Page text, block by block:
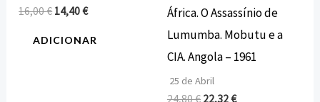
16,00€ 14,40€
ADICIONAR
África. O Assassínio de
Lumumba. Mobutu e a
CIA. Angola – 1961
25 de Abril
24,80€ 22,32€